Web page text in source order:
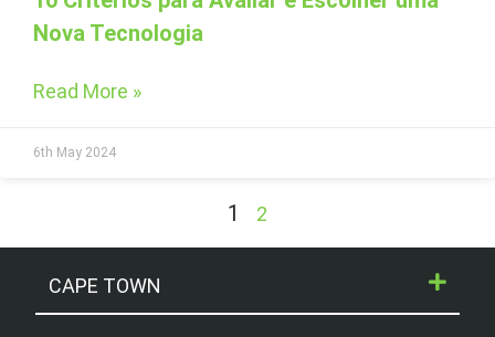
Nova Tecnologia
Read More »
6th May 2024
1 2
CAPE TOWN